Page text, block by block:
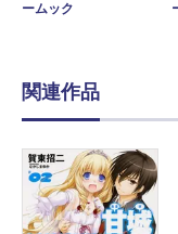
ームック
関連作品